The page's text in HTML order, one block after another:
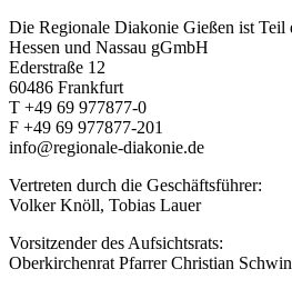
Die Regionale Diakonie Gießen ist Teil
Hessen und Nassau gGmbH
Ederstraße 12
60486 Frankfurt
T +49 69 977877-0
F +49 69 977877-201
info@regionale-diakonie.de
Vertreten durch die Geschäftsführer:
Volker Knöll, Tobias Lauer
Vorsitzender des Aufsichtsrats:
Oberkirchenrat Pfarrer Christian